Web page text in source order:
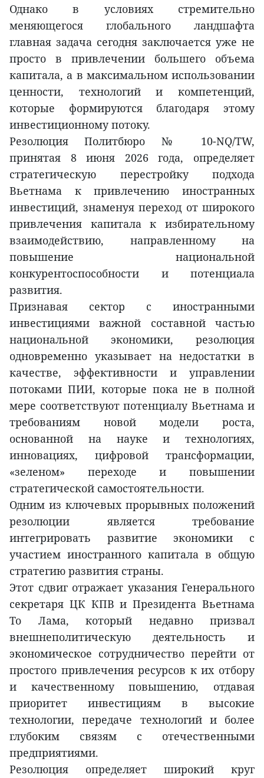
Однако в условиях стремительно
меняющегося глобального ландшафта
главная задача сегодня заключается уже не
просто в привлечении большего объема
капитала, а в максимальном использовании
ценности, технологий и компетенций,
которые формируются благодаря этому
инвестиционному потоку.
Резолюция Политбюро № 10-NQ/TW,
принятая 8 июня 2026 года, определяет
стратегическую перестройку подхода
Вьетнама к привлечению иностранных
инвестиций, знаменуя переход от широкого
привлечения капитала к избирательному
взаимодействию, направленному на
повышение национальной
конкурентоспособности и потенциала
развития.
Признавая сектор с иностранными
инвестициями важной составной частью
национальной экономики, резолюция
одновременно указывает на недостатки в
качестве, эффективности и управлении
потоками ПИИ, которые пока не в полной
мере соответствуют потенциалу Вьетнама и
требованиям новой модели роста,
основанной на науке и технологиях,
инновациях, цифровой трансформации,
«зеленом» переходе и повышении
стратегической самостоятельности.
Одним из ключевых прорывных положений
резолюции является требование
интегрировать развитие экономики с
участием иностранного капитала в общую
стратегию развития страны.
Этот сдвиг отражает указания Генерального
секретаря ЦК КПВ и Президента Вьетнама
То Лама, который недавно призвал
внешнеполитическую деятельность и
экономическое сотрудничество перейти от
простого привлечения ресурсов к их отбору
и качественному повышению, отдавая
приоритет инвестициям в высокие
технологии, передаче технологий и более
глубоким связям с отечественными
предприятиями.
Резолюция определяет широкий круг